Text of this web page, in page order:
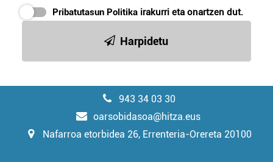
Pribatutasun Politika irakurri eta onartzen dut.
Harpidetu
943 34 03 30
oarsobidasoa@hitza.eus
Nafarroa etorbidea 26, Errenteria-Orereta 20100